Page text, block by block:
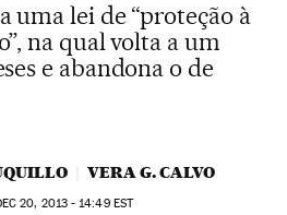
uma lei de “proteção à
na qual volta a um
e abandona o de
VERA G. CALVO
20, 2013 - 14:49EST